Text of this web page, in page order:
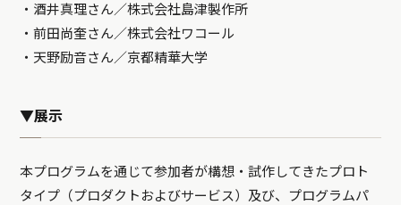
・酒井真理さん／株式会社島津製作所
・前田尚奎さん／株式会社ワコール
・天野励音さん／京都精華大学
▼展示
本プログラムを通じて参加者が構想・試作してきたプロト
タイプ（プロダクトおよびサービス）及び、プログラムパ